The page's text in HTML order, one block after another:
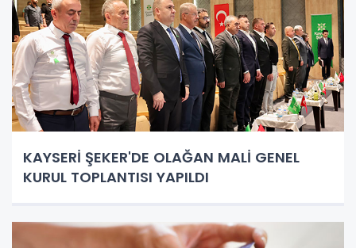
KAYSERİ ŞEKER'DE OLAĞAN MALİ GENEL
KURUL TOPLANTISI YAPILDI